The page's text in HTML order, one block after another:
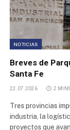
NOTICIAS
Breves de
Santa Fe
22.07.2026 2
Tres provincias
industria, la
proyectos que